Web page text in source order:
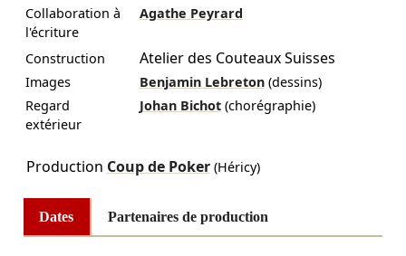
Collaboration à
l'écriture
Agathe Peyrard
Construction Atelier des Couteaux Suisses
Images Benjamin Lebreton (dessins)
Regard
extérieur
Johan Bichot (chorégraphie)
Production Coup de Poker(Héricy)
Dates Partenaires de production